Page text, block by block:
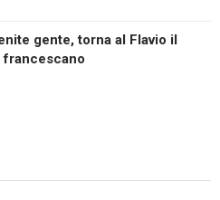
gente, torna al Flavio il
francescano